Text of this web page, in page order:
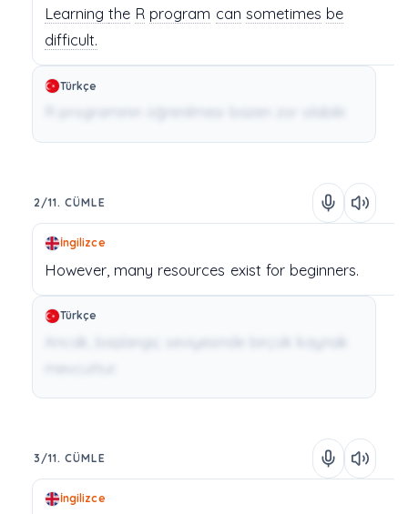
Learning the R program can sometimes be
difficult.
Türkçe
R programının öğrenilmesi bazen zor olabilir.
2/11. CÜMLE
İngilizce
However, many resources exist for beginners.
Türkçe
3/11. CÜMLE
İngilizce